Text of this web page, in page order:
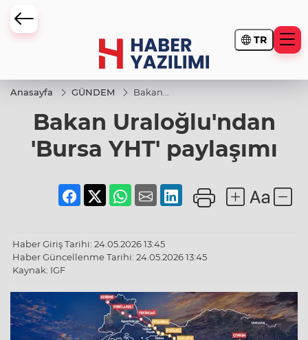
TR
Anasayfa GÜNDEM
Bakan
'Bursa YHT'
paylaşımı
Bakan Uraloğlu'ndan
'Bursa YHT' paylaşımı
Haber Giriş Tarihi: 24.05.2026 13:45
Haber Güncellenme Tarihi: 24.05.2026 13:45
Kaynak: IGF